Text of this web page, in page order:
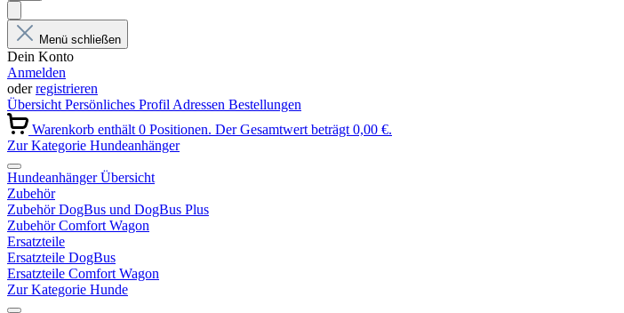
Menü schließen
Dein Konto
Anmelden
oderregistrieren
ÜbersichtPersönliches ProfilAdressen Bestellungen
Warenkorb enthält 0 Positionen. Der Gesamtwert beträgt 0,00 €.
Zur Kategorie Hundeanhänger
Hundeanhänger Übersicht
Zubehör
Zubehör DogBus und DogBus Plus
Zubehör Comfort Wagon
Ersatzteile
Ersatzteile DogBus
Ersatzteile Comfort Wagon
Zur Kategorie Hunde